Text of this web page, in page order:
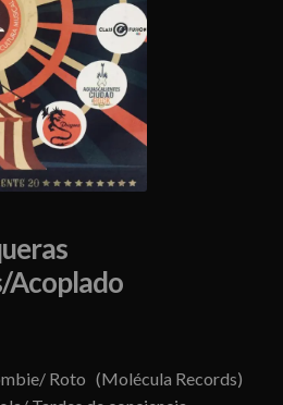
Acoplado
Roto (Molécula Records)